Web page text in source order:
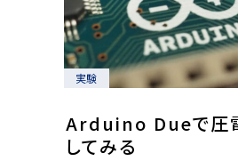
実験
Arduino Dueで圧
してみる